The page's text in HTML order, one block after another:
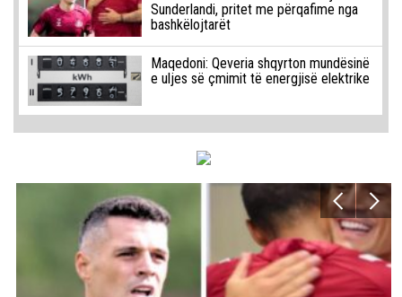
Sunderlandi, pritet me përqafime nga
bashkëlojtarët
Maqedoni: Qeveria shqyrton mundësinë
e uljes së çmimit të energjisë elektrike